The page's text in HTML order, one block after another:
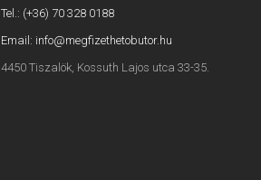
Tel.: (+36) 70 328 0188
Email: info@megfizethetobutor.hu
4450 Tiszalök, Kossuth Lajos utca 33-35.